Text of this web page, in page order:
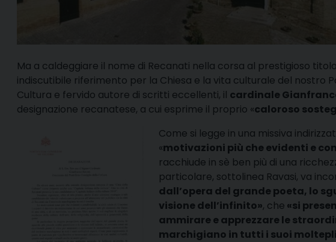
Ma a caldeggiare il nome di Recanati nella corsa al prestigioso
indiscutibile riferimento per la Chiesa e la vita culturale del nostro
Cultura e fervido autore di scritti eccellenti, il cardinale
designazione recanatese, a cui esprime il proprio «caloroso
Come si legge in una missiva
«motivazioni più che evidenti e
racchiude in sè ben più di una
particolare, sottolinea Ravasi, va
dall’opera del grande poeta, lo
visione dell’infinito», che «si
ammirare e apprezzare le
marchigiano in tutti i suoi